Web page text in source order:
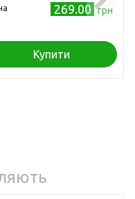
269.00 грн
Купити